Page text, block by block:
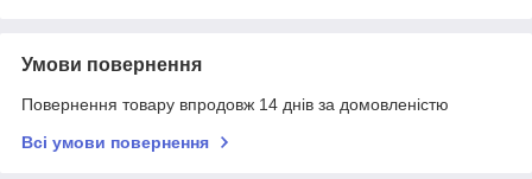
Умови повернення
Повернення товару впродовж 14 днів за домовленістю
Всі умови повернення